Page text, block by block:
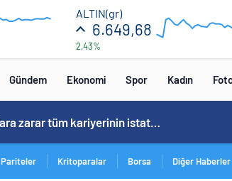
16:00
ALTIN(gr)
6.649,68
2,43%
12:00
Gündem Ekonomi Spor Kadın
Cristiano Ronaldo’nun akıllara zarar tüm kariyerinin istatistiğini çıkardık !
Pariteler Kritoparalar Borsa Diğer Haberler